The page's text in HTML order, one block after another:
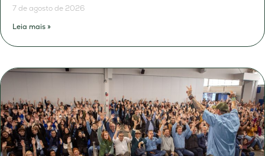
7 de agosto de 2026
Leia mais »